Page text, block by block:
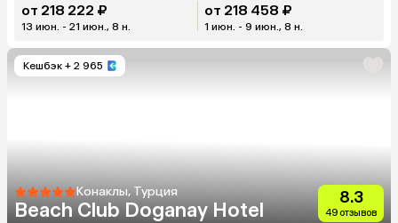
от 218 222 ₽
13 июн. - 21 июн., 8 н.
от 218 458 ₽
1 июн. - 9 июн., 8 н.
Кешбэк + 2 965
Конаклы, Турция
Beach Club Doganay Hotel
8.3
49 отзывов